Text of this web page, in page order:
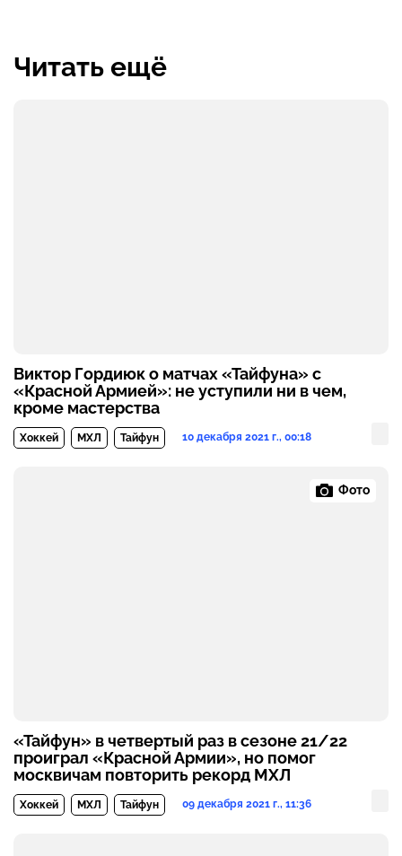
Читать ещё
Виктор Гордиюк о матчах «Тайфуна» с
«Красной Армией»: не уступили ни в чем,
кроме мастерства
Хоккей МХЛ Тайфун 10 декабря 2021 г., 00:18
Фото
«Тайфун» в четвертый раз в сезоне 21/22
проиграл «Красной Армии», но помог
москвичам повторить рекорд МХЛ
Хоккей МХЛ Тайфун 09 декабря 2021 г., 11:36